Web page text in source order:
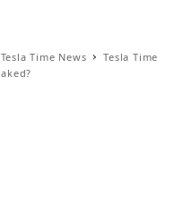
Tesla Time News
Tesla Time